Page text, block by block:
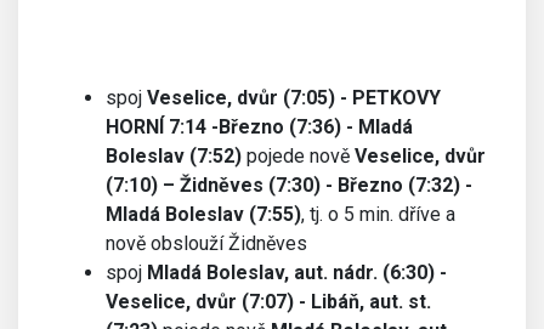
spoj Veselice, dvůr (7:05) - PETKOVY
HORNÍ 7:14 -Březno (7:36) - Mladá
Boleslav (7:52) pojede nově Veselice, dvůr
(7:10) – Židněves (7:30) - Březno (7:32) -
Mladá Boleslav (7:55), tj. o 5 min. dříve a
nově obslouží Židněves
spoj Mladá Boleslav, aut. nádr. (6:30) -
Veselice, dvůr (7:07) - Libáň, aut. st.